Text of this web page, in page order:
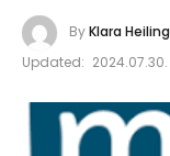
ByKlara
Updated: 2024.07.30.